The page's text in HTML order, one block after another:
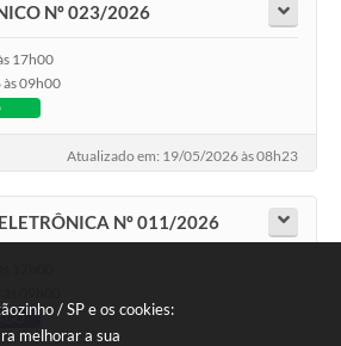
/ SP e os cookies:
melhorar a sua
Nº 023/2026
17h00
09h00
Atualizado em: 19/05/2026 às 08h23
Nº 011/2026